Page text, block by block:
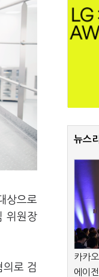
상으로
위원장
의로 검
뉴스
카카
에이